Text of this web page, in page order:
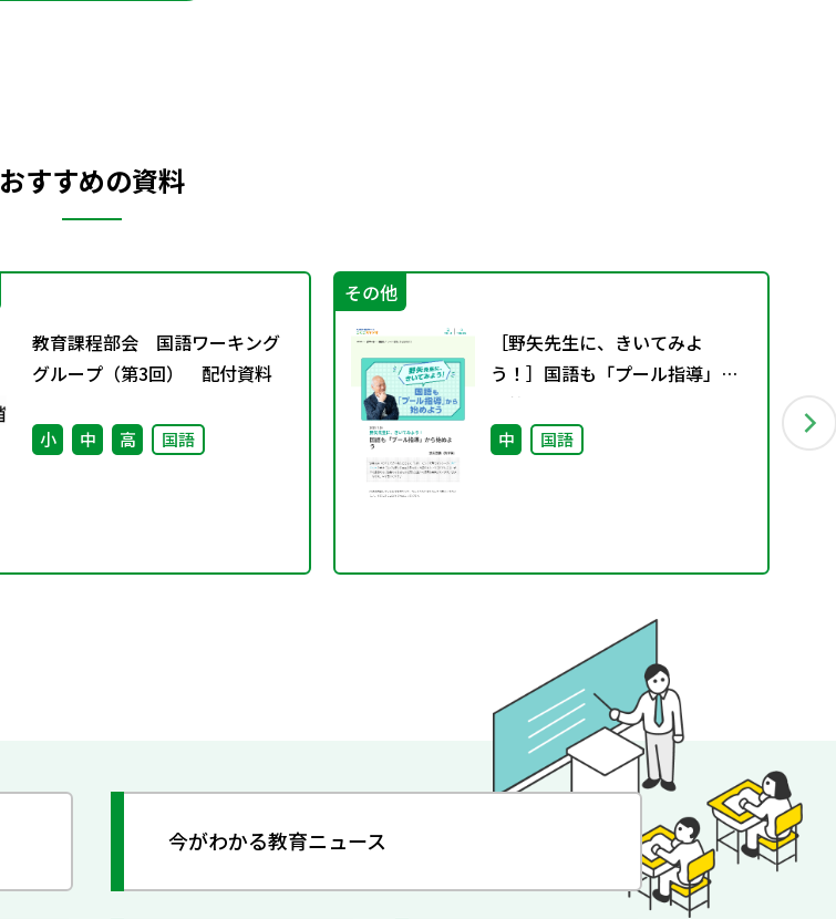
おすすめの資料
教育課程部会 国語ワーキング
グループ（第3回） 配付資料
小 中 高 国語
その他
［野矢先生に、きいてみよ
う！］国語も「プール指導」か
ら始めよう
中 国語
今がわかる教育ニュース